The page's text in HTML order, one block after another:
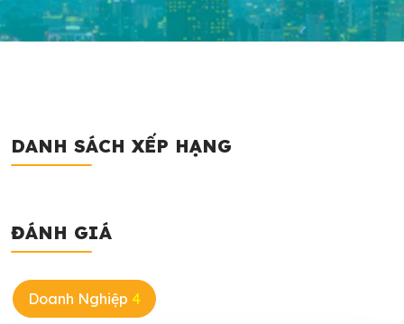
DANH SÁCH XẾP HẠNG
ĐÁNH GIÁ
Doanh Nghiệp 4